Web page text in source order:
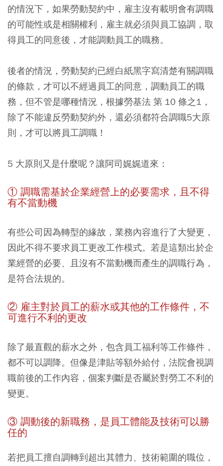
的情況下，如果勞動契約中，雇主沒有載明會有調職
的可能性或是相關權利，雇主就必須與員工協調，取
得員工的同意後，才能調動員工的職務。
後者的情況，勞動契約已經白紙黑字寫清楚有關調職
的條款，才可以不經過員工的同意，調動員工的職
務，但不管是哪種情況，根據勞基法 第 10 條之1，
除了不能違反勞動契約外，還必須都符合調職5大原
則，才可以將員工調職！
5 大原則又是什麼呢？讓阿司娓娓道來：
① 調職需基於企業經營上的必要需求，且不得
有不當動機
有些公司因為轉型的緣故，業務內容進行了大變更，
因此不得不要求員工更改工作模式。若是這類出於企
業經營的必要、且沒有不當動機而產生的調職行為，
是符合法規的。
② 雇主對於員工的薪水或其他的工作條件，不
可進行不利的更改
除了最直觀的薪水之外，包含員工福利等工作條件，
都不可以調降。但像是津貼等額外給付，法院會視調
職前後的工作內容，個案判斷是否屬於對勞工不利的
變更。
③ 調動後的新職務，是員工體能及技術可以勝
任的
若把員工擅自調轉到超出其體力、技術範圍的職位，